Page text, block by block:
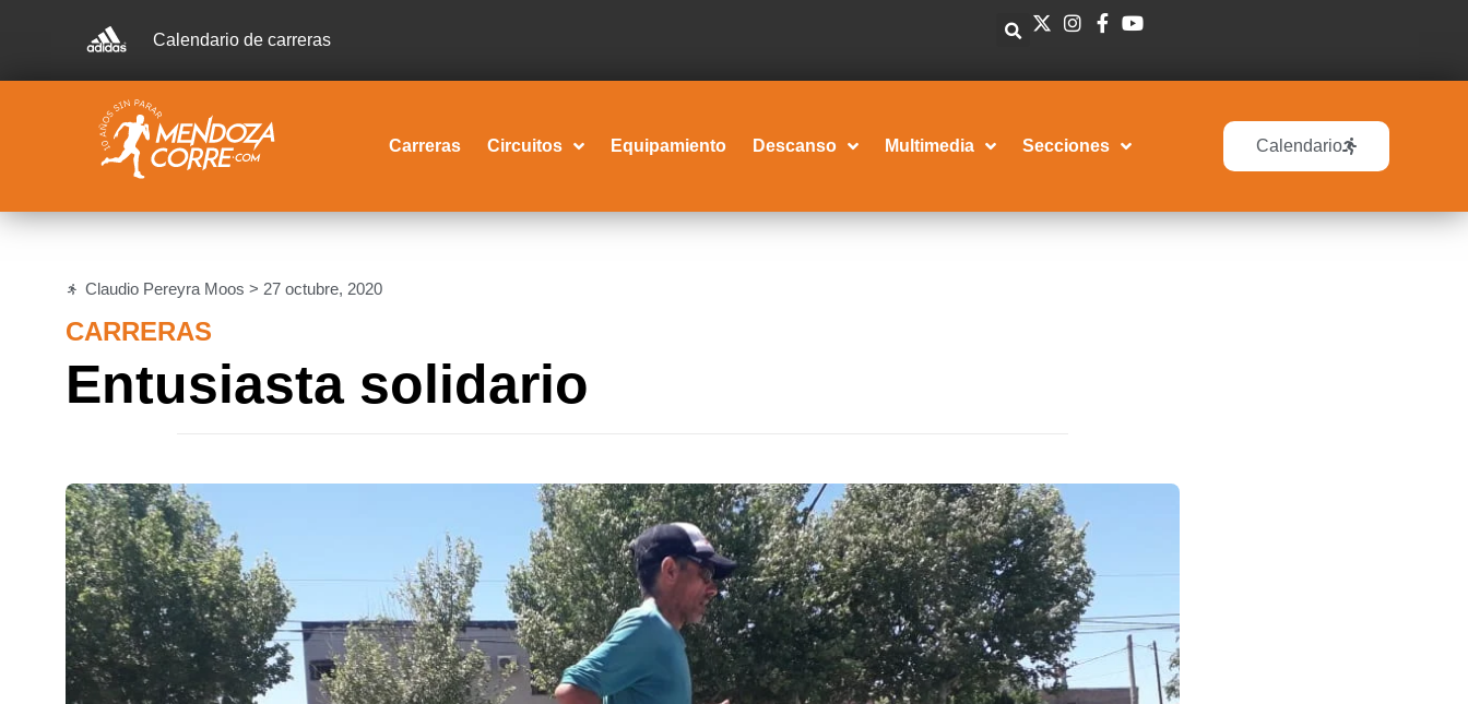
Calendario de carreras
Carreras Circuitos Equipamiento Descanso Multimedia Secciones Calendario
Claudio Pereyra Moos > 27 octubre, 2020
CARRERAS
Entusiasta solidario